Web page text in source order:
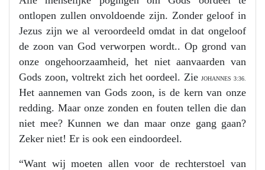
ontlopen zullen onvoldoende zijn. Zonder geloof in
Jezus zijn we al veroordeeld omdat in dat ongeloof
de zoon van God verworpen wordt.. Op grond van
onze ongehoorzaamheid, het niet aanvaarden van
Gods zoon, voltrekt zich het oordeel. ZieJOHANNES 3:36.
Het aannemen van Gods zoon, is de kern van onze
redding. Maar onze zonden en fouten tellen die dan
niet mee? Kunnen we dan maar onze gang gaan?
Zeker niet! Er is ook een eindoordeel.
“Want wij moeten allen voor de rechterstoel van